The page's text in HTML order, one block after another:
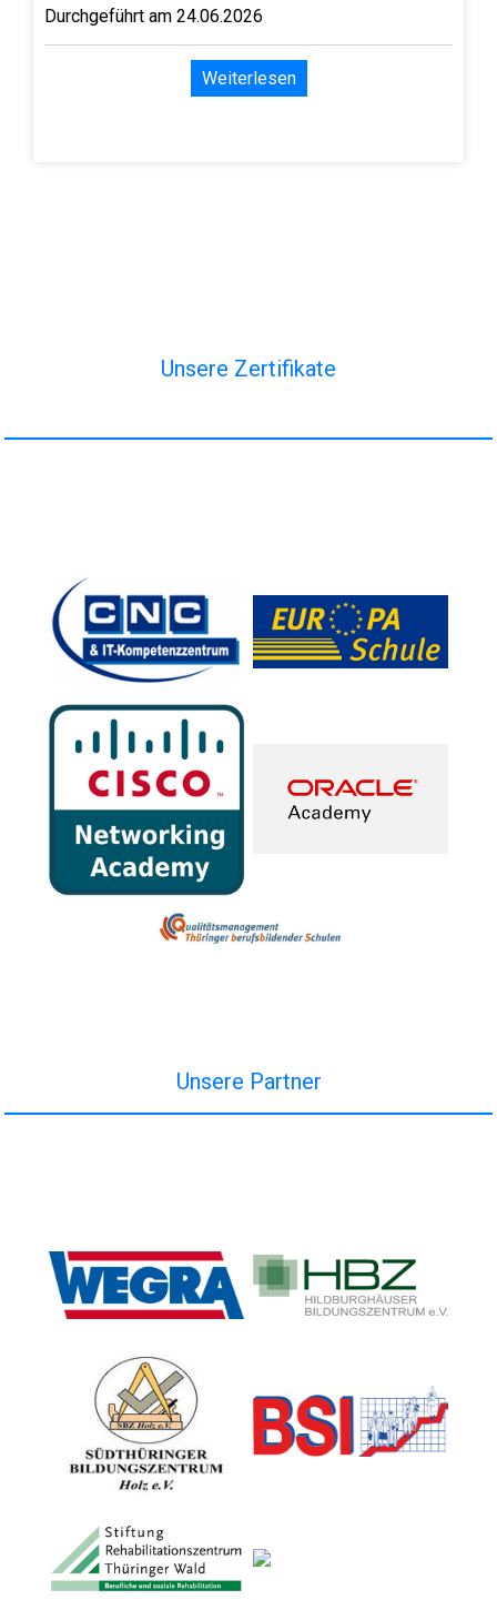
Durchgeführt am 24.06.2026
Weiterlesen
Unsere Zertifikate
Unsere Partner